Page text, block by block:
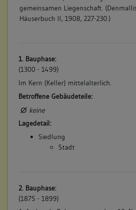
gemeinsamen Liegenschaft.
Häuserbuch II, 1908, 227-230.)
1. Bauphase:
(1300 - 1499)
Im Kern (Keller) mittelalterlich.
Betroffene Gebäudeteile:
keine
Lagedetail:
Siedlung
Stadt
2. Bauphase:
(1875 - 1899)